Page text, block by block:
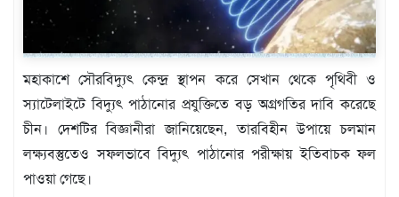
বিনোদন
ভিডিও
অন্যান্য
তথ্য
প্রযুক্তি
মতামত
শিল্প
মহাকাশে সৌরবিদ্যুৎ কেন্দ্র স্থাপন করে সেখান থেকে পৃথিবী ও
স্যাটেলাইটে বিদ্যুৎ পাঠানোর প্রযুক্তিতে বড় অগ্রগতির দাবি করেছে
চীন। দেশটির বিজ্ঞানীরা জানিয়েছেন, তারবিহীন উপায়ে চলমান
লক্ষ্যবস্তুতেও সফলভাবে বিদ্যুৎ পাঠানোর পরীক্ষায় ইতিবাচক ফল
পাওয়া গেছে।